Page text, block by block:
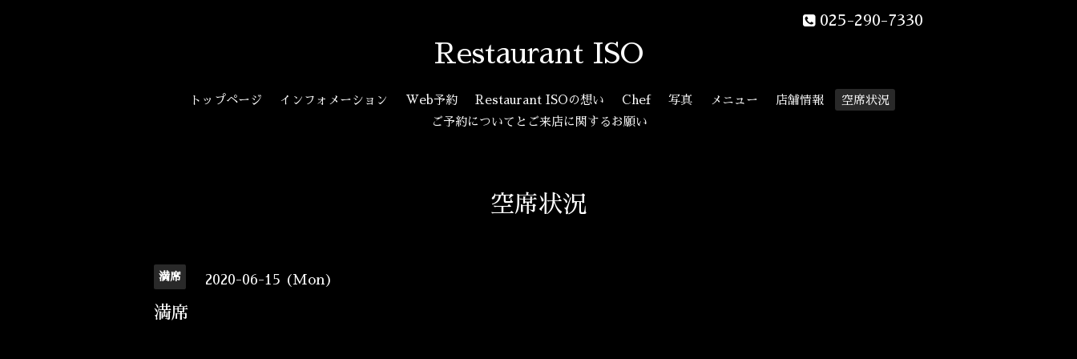
025-290-7330
Restaurant ISO
トップページ インフォメーション Web予約 Restaurant ISOの想い Chef 写真 メニュー 店舗情報
空席状況
ご予約についてとご来店に関するお願い
空席状況
満席 2020-06-15 (Mon)
満席